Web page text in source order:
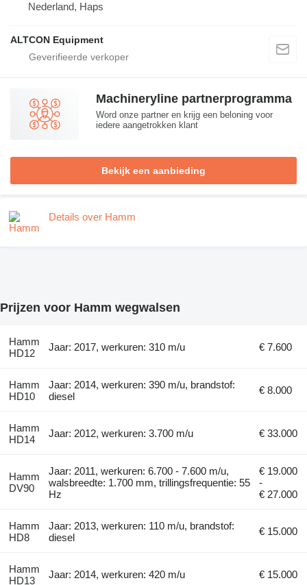
Nederland, Haps
ALTCON Equipment
Machineryline partnerprogramma
Word onze partner en krijg een beloning voor
iedere aangetrokken klant
Bekijk een aanbieding
Details over Hamm
Prijzen voor Hamm wegwalsen
Hamm
HD12
Jaar: 2017, werkuren: 310 m/u € 7.600
Hamm
HD10
Jaar: 2014, werkuren: 390 m/u, brandstof:
diesel
€ 8.000
Hamm
HD14
Jaar: 2012, werkuren: 3.700 m/u € 33.000
Hamm
DV90
Jaar: 2011, werkuren: 6.700 - 7.600 m/u,
walsbreedte: 1.700 mm, trillingsfrequentie: 55
Hz
€ 19.000
-
€ 27.000
Hamm
HD8
Jaar: 2013, werkuren: 110 m/u, brandstof:
diesel
€ 15.000
Hamm
HD13
Jaar: 2014, werkuren: 420 m/u € 15.000